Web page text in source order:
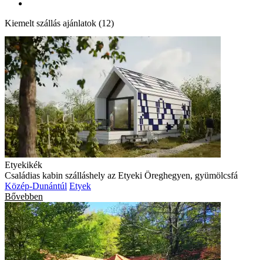
Kiemelt szállás ajánlatok (12)
Etyekikék
Családias kabin szálláshely az Etyeki Öreghegyen, gyümölcsfá
Közép-Dunántúl Etyek
Bővebben